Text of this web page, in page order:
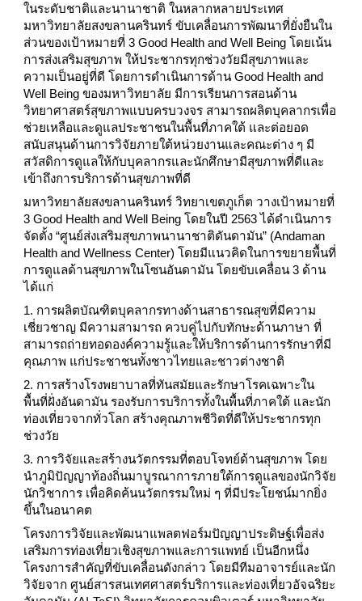
ในระดับชาติและนานาชาติ ในหลากหลายประเทศ
มหาวิทยาลัยสงขลานครินทร์ ขับเคลื่อนการพัฒนาที่ยั่งยืนใน
ส่วนของเป้าหมายที่ 3 Good Health and Well Being โดยเน้น
การส่งเสริมสุขภาพ ให้ประชากรทุกช่วงวัยมีสุขภาพและ
ความเป็นอยู่ที่ดี โดยการดำเนินการด้าน Good Health and
Well Being ของมหาวิทยาลัย มีการเรียนการสอนด้าน
วิทยาศาสตร์สุขภาพแบบครบวงจร สามารถผลิตบุคลากรเพื่อ
ช่วยเหลือและดูแลประชาชนในพื้นที่ภาคใต้ และต่อยอด
สนับสนุนด้านการวิจัยภายใต้หน่วยงานและคณะต่าง ๆ มี
สวัสดิการดูแลให้กับบุคลากรและนักศึกษามีสุขภาพที่ดีและ
เข้าถึงการบริการด้านสุขภาพที่ดี
มหาวิทยาลัยสงขลานครินทร์ วิทยาเขตภูเก็ต วางเป้าหมายที่
3 Good Health and Well Being โดยในปี 2563 ได้ดำเนินการ
จัดตั้ง “ศูนย์ส่งเสริมสุขภาพนานาชาติดันดามัน” (Andaman
Health and Wellness Center) โดยมีแนวคิดในการขยายพื้นที่
การดูแลด้านสุขภาพในโซนอันดามัน โดยขับเคลื่อน 3 ด้าน
ได้แก่
1. การผลิตบัณฑิตบุคลากรทางด้านสาธารณสุขที่มีความ
เชี่ยวชาญ มีความสามารถ ควบคู่ไปกับทักษะด้านภาษา ที่
สามารถถ่ายทอดองค์ความรู้และให้บริการด้านการรักษาที่มี
คุณภาพ แก่ประชาชนทั้งชาวไทยและชาวต่างชาติ
2. การสร้างโรงพยาบาลที่ทันสมัยและรักษาโรคเฉพาะใน
พื้นที่ฝั่งอันดามัน รองรับการบริการทั้งในพื้นที่ภาคใต้ และนัก
ท่องเที่ยวจากทั่วโลก สร้างคุณภาพชีวิตที่ดีให้ประชากรทุก
ช่วงวัย
3. การวิจัยและสร้างนวัตกรรมที่ตอบโจทย์ด้านสุขภาพ โดย
นำภูมิปัญญาท้องถิ่นมาบูรณาการภายใต้การดูแลของนักวิจัย
นักวิชาการ เพื่อคิดค้นนวัตกรรมใหม่ ๆ ที่มีประโยชน์มากยิ่ง
ขึ้นในอนาคต
โครงการวิจัยและพัฒนาแพลตฟอร์มปัญญาประดิษฐ์เพื่อส่ง
เสริมการท่องเที่ยวเชิงสุขภาพและการแพทย์ เป็นอีกหนึ่ง
โครงการสำคัญที่ขับเคลื่อนดังกล่าว โดยมีทีมอาจารย์และนัก
วิจัยจาก ศูนย์สารสนเทศศาสตร์บริการและท่องเที่ยวอัจฉริยะ